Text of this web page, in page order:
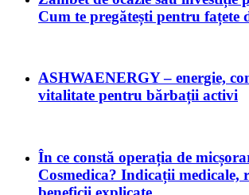
Cum te pregătești pentru fațete
ASHWAENERGY – energie,
vitalitate pentru bărbații activi
În ce constă operația de
Cosmedica? Indicații medicale,